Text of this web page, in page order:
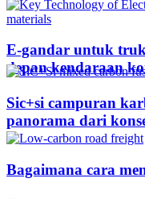
E-gandar untuk
depan kendaraan
Sic+si campuran
panorama dari
Bagaimana cara